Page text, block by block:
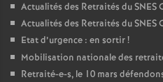
Actualités des Retraités duSNES
Actualités des Retraités duSNES
Etat d’urgence : en sortir!
Mobilisation nationale des
Retraité-e-s, le 10 mars